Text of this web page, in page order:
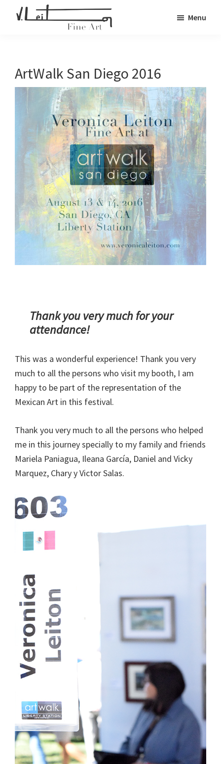
Menu
ArtWalk San Diego 2016
Thank you very much for your
attendance!
This was a wonderful experience! Thank you very
much to all the persons who visit my booth, I am
happy to be part of the representation of the
Mexican Art in this festival.
Thank you very much to all the persons who helped
me in this journey specially to my family and friends
Mariela Paniagua, Ileana García, Daniel and Vicky
Marquez, Chary y Victor Salas.